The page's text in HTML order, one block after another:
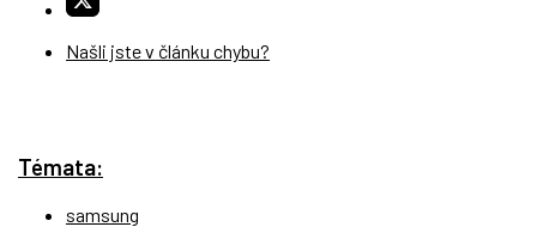
Našli jste v článku chybu?
Témata:
samsung